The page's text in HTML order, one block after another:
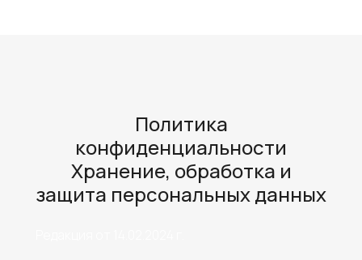
Политика
конфиденциальности
Хранение, обработка и
защита персональных данных